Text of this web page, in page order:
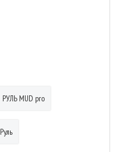
РУЛЬ MUD pro
Руль